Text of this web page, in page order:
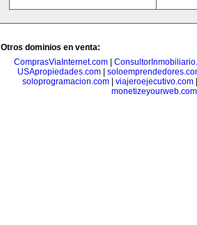
Otros dominios en venta:
ComprasViaInternet.com
USApropiedades.com
soloprogramacion.com
viajeroejecutivo.com
monetizeyourweb.com